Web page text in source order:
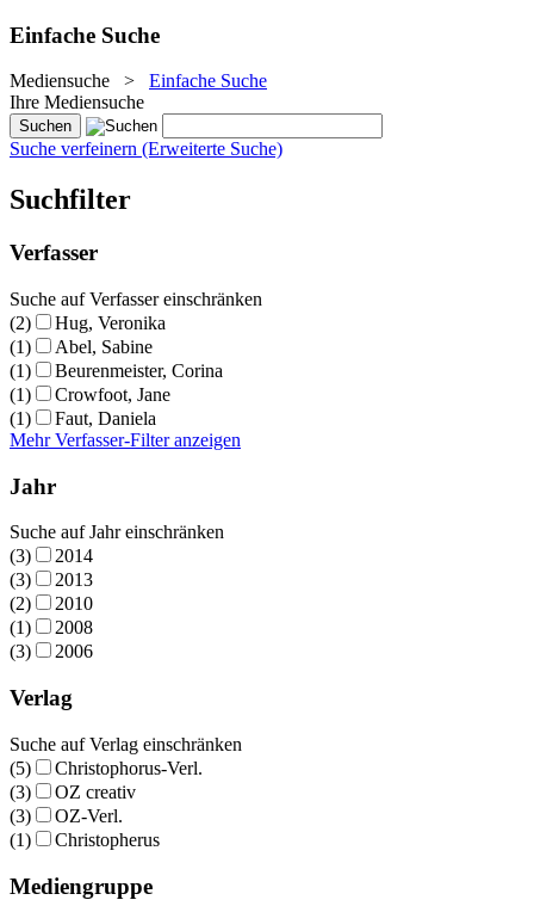
Einfache Suche
Mediensuche > Einfache Suche
Ihre Mediensuche
Suche verfeinern (Erweiterte Suche)
Suchfilter
Verfasser
Suche auf Verfasser einschränken
(2)
Hug, Veronika
(1)
Abel, Sabine
(1)
Beurenmeister, Corina
(1)
Crowfoot, Jane
(1)
Faut, Daniela
Mehr Verfasser-Filter anzeigen
Jahr
Suche auf Jahr einschränken
(3)
2014
(3)
2013
(2)
2010
(1)
2008
(3)
2006
Verlag
Suche auf Verlag einschränken
(5)
Christophorus-Verl.
(3)
OZ creativ
(3)
OZ-Verl.
(1)
Christopherus
Mediengruppe